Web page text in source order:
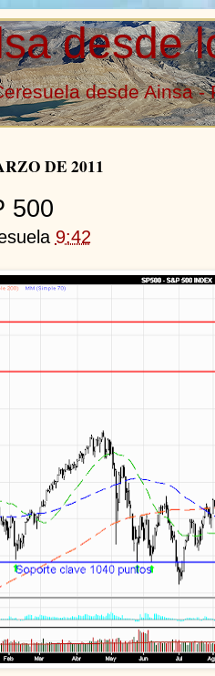
desde
desde Ainsa -
DE 2011
500
9:42